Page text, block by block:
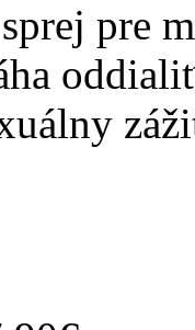
pre